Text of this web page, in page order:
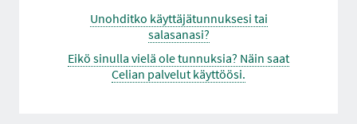
Unohditko käyttäjätunnuksesi tai
salasanasi?
Eikö sinulla vielä ole tunnuksia? Näin saat
Celian palvelut käyttöösi.